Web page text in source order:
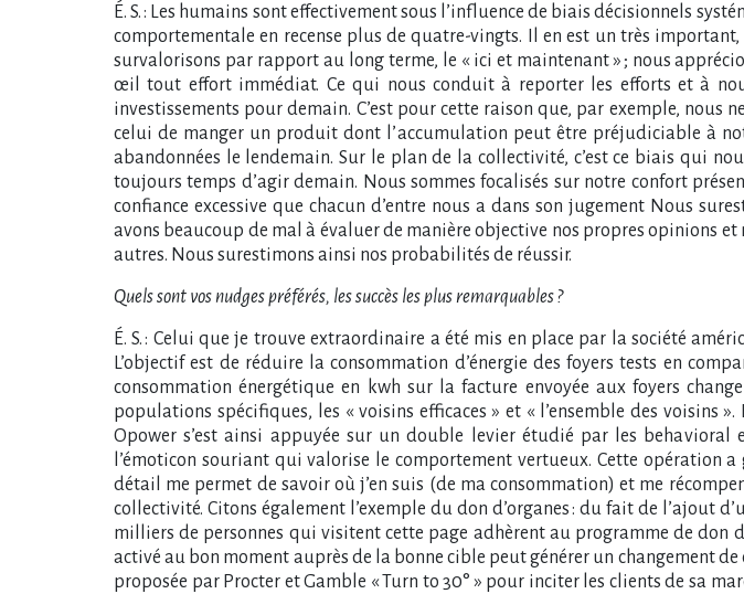
É. S. : Les humains sont effectivement sous l’influence de biais décisionnels
comportementale en recense plus de quatre-vingts. Il en est un très
survalorisons par rapport au long terme, le « ici et maintenant » ; nous
œil tout effort immédiat. Ce qui nous conduit à reporter les efforts et à
investissements pour demain. C’est pour cette raison que, par exemple,
celui de manger un produit dont l’accumulation peut être préjudiciable à
abandonnées le lendemain. Sur le plan de la collectivité, c’est ce biais qui
toujours temps d’agir demain. Nous sommes focalisés sur notre confort
confiance excessive que chacun d’entre nous a dans son jugement Nous
avons beaucoup de mal à évaluer de manière objective nos propres opinions
autres. Nous surestimons ainsi nos probabilités de réussir.
Quels sont vos nudges préférés, les succès les plus remarquables ?
É. S. : Celui que je trouve extraordinaire a été mis en place par la société
L’objectif est de réduire la consommation d’énergie des foyers tests en
consommation énergétique en kwh sur la facture envoyée aux foyers
populations spécifiques, les « voisins efficaces » et « l’ensemble des
Opower s’est ainsi appuyée sur un double levier étudié par les behavioral
l’émoticon souriant qui valorise le comportement vertueux. Cette opération
détail me permet de savoir où j’en suis (de ma consommation) et me
collectivité. Citons également l’exemple du don d’organes : du fait de l’ajout
milliers de personnes qui visitent cette page adhèrent au programme de don
activé au bon moment auprès de la bonne cible peut générer un changement
proposée par Procter et Gamble « Turn to 30° » pour inciter les clients de sa